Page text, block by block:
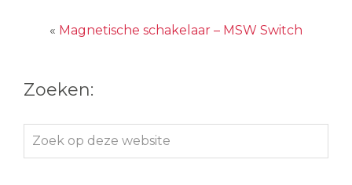
« Magnetische schakelaar – MSW Switch
Zoeken:
Zoek
op